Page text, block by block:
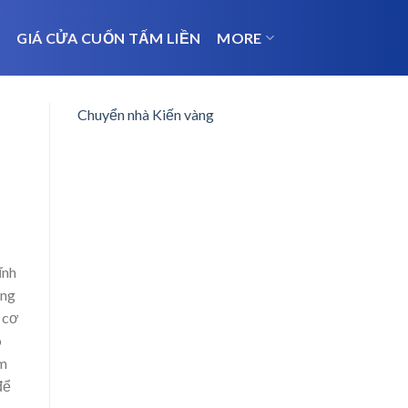
GIÁ CỬA CUỐN TẤM LIỀN MORE
cơ
Chuyển nhà Kiến vàng